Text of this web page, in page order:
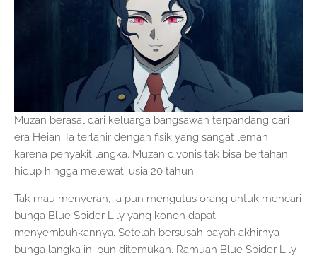
Muzan berasal dari keluarga bangsawan terpandang dari
era Heian. Ia terlahir dengan fisik yang sangat lemah
karena penyakit langka. Muzan divonis tak bisa bertahan
hidup hingga melewati usia 20 tahun.
Tak mau menyerah, ia pun mengutus orang untuk mencari
bunga Blue Spider Lily yang konon dapat
menyembuhkannya. Setelah bersusah payah akhirnya
bunga langka ini pun ditemukan. Ramuan Blue Spider Lily